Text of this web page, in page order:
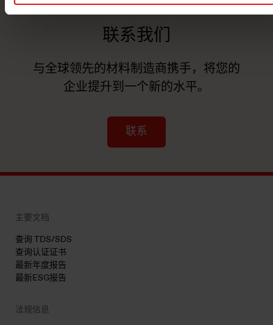
联系我们
与全球领先的材料制造商携手，将您的
企业提升到一个新的水平。
联系
主要文档
查询 TDS/SDS
查询认证证书
最新年度报告
最新ESG报告
法规信息